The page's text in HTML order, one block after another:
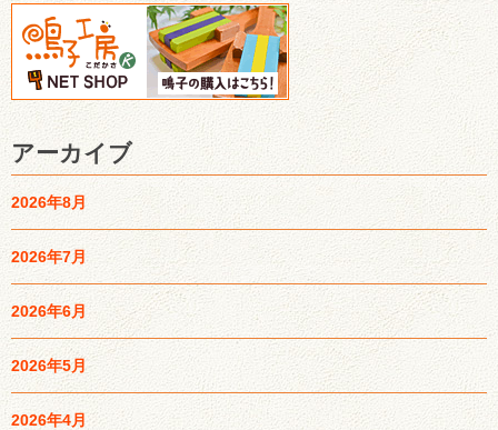
アーカイブ
2026年8月
2026年7月
2026年6月
2026年5月
2026年4月